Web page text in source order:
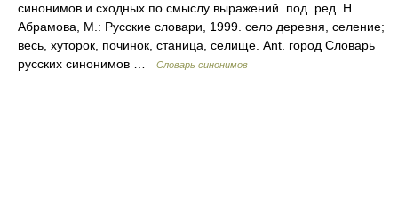
синонимов и сходных по смыслу выражений. под. ред. Н.
Абрамова, М.: Русские словари, 1999. село деревня, селение;
весь, хуторок, починок, станица, селище. Ant. город Словарь
русских синонимов …
Словарь синонимов